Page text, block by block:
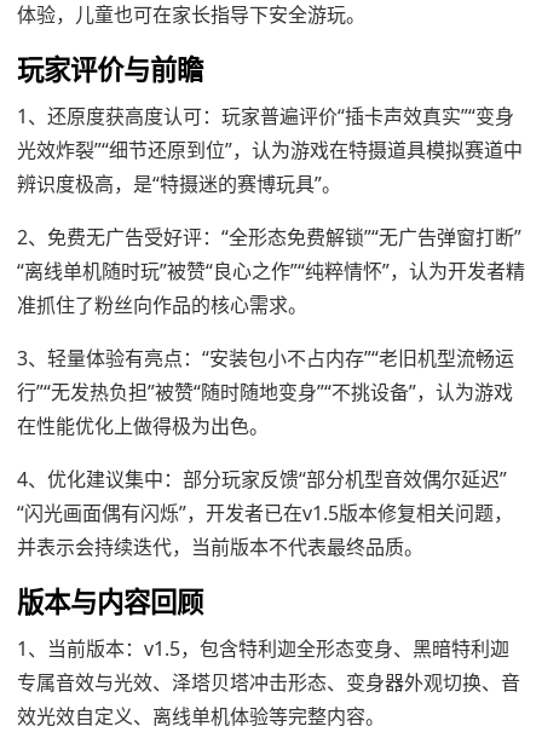
体验，儿童也可在家长指导下安全游玩。
玩家评价与前瞻
1、还原度获高度认可：玩家普遍评价“插卡声效真实”“变身
光效炸裂”“细节还原到位”，认为游戏在特摄道具模拟赛道中
辨识度极高，是“特摄迷的赛博玩具”。
2、免费无广告受好评：“全形态免费解锁”“无广告弹窗打断”
“离线单机随时玩”被赞“良心之作”“纯粹情怀”，认为开发者精
准抓住了粉丝向作品的核心需求。
3、轻量体验有亮点：“安装包小不占内存”“老旧机型流畅运
行”“无发热负担”被赞“随时随地变身”“不挑设备”，认为游戏
在性能优化上做得极为出色。
4、优化建议集中：部分玩家反馈“部分机型音效偶尔延迟”
“闪光画面偶有闪烁”，开发者已在v1.5版本修复相关问题，
并表示会持续迭代，当前版本不代表最终品质。
版本与内容回顾
1、当前版本：v1.5，包含特利迦全形态变身、黑暗特利迦
专属音效与光效、泽塔贝塔冲击形态、变身器外观切换、音
效光效自定义、离线单机体验等完整内容。